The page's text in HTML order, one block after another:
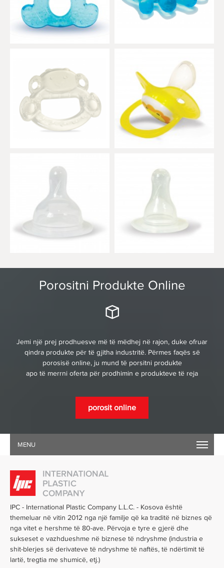
Porositni Produkte Online
Jemi një prej prodhuesve më të mëdhej në rajon, duke ofruar
qindra produkte për të gjitha industritë. Përmes faqës së
porosisë online, ju mund të porsitni produkte
apo të merrni oferta për prodhimin e produkteve të reja
porosit online
MENU
IPC - International Plastic Company L.L.C. - Kosova është
themeluar në vitin 2012 nga një familje që ka traditë në biznes që
nga vitet e hershme të 80-ave. Përvoja e tyre e gjerë dhe
sukseset e vazhdueshme në biznese të ndryshme (industria e
shit-blerjes së derivateve të ndryshme të naftës, të ndërtimit të
lartë, tregtia me shumicë, etj.)